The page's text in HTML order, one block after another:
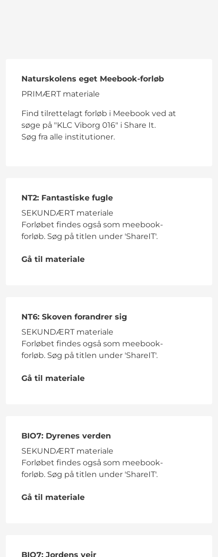
Naturskolens eget Meebook-forløb
PRIMÆRT materiale
Find tilrettelagt forløb i Meebook ved at
søge på "KLC Viborg 016" i Share It.
Søg fra alle institutioner.
NT2: Fantastiske fugle
SEKUNDÆRT materiale
Forløbet findes også som meebook-
forløb. Søg på titlen under 'ShareIT'.
Gå til materiale
NT6: Skoven forandrer sig
SEKUNDÆRT materiale
Forløbet findes også som meebook-
forløb. Søg på titlen under 'ShareIT'.
Gå til materiale
BIO7: Dyrenes verden
SEKUNDÆRT materiale
Forløbet findes også som meebook-
forløb. Søg på titlen under 'ShareIT'.
Gå til materiale
BIO7: Jordens vejr